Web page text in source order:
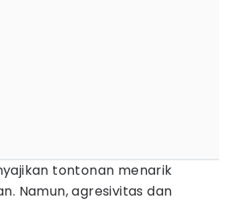
tontonan menarik
Namun, agresivitas dan